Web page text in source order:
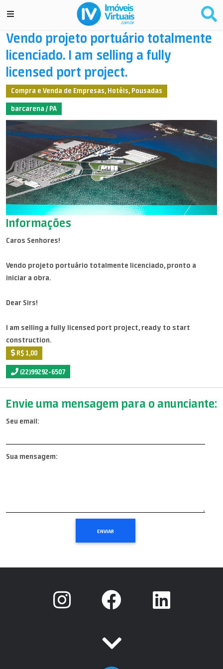
Vendo projeto portuário totalmente
licenciado. I am selling a fully
licensed port project.
Compra e Venda de Empresas, Hotéis, Pousadas
barcarena / PA
Informações
Caros Senhores!
Vendo projeto portuário totalmente licenciado, pronto a
iniciar a obra.
Dear Sirs!
I am selling a fully licensed port project, ready to start
construction.
R$ 1,00
(22)99292-6507
Envie uma mensagem para o anunciante:
Seu email:
Sua mensagem: